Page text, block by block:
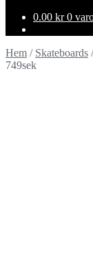
0.00 kr 0
Hem / Skateboards
749sek